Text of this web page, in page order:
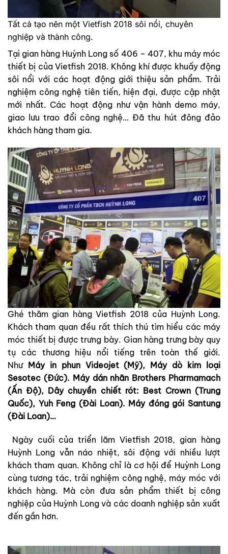
Tất cả tạo nên một Vietfish 2018 sôi nổi, chuyên
nghiệp và thành công.
Tại gian hàng Huỳnh Long số 406 – 407, khu máy móc
thiết bị của Vietfish 2018. Không khí được khuấy động
sôi nổi với các hoạt động giới thiệu sản phẩm. Trải
nghiệm công nghệ tiên tiến, hiện đại, được cập nhật
mới nhất. Các hoạt động như vận hành demo máy,
giao lưu trao đổi công nghệ… Đã thu hút đông đảo
khách hàng tham gia.
Ghé thăm gian hàng Vietfish 2018 của Huỳnh Long.
Khách tham quan đều rất thích thú tìm hiểu các máy
móc thiết bị được trưng bày. Gian hàng trưng bày quy
tụ các thương hiệu nổi tiếng trên toàn thế giới.
Như Máy in phun Videojet (Mỹ), Máy dò kim loại
Sesotec (Đức). Máy dán nhãn Brothers Pharmamach
(Ấn Độ), Dây chuyền chiết rót: Best Crown (Trung
Quốc), Yuh Feng (Đài Loan). Máy đóng gói Santung
(Đài Loan)…
Ngày cuối của triển lãm Vietfish 2018, gian hàng
Huỳnh Long vẫn náo nhiệt, sôi động với nhiều lượt
khách tham quan. Không chỉ là cơ hội để Huỳnh Long
cùng tương tác, trải nghiệm công nghệ, máy móc với
khách hàng. Mà còn đưa sản phẩm thiết bị công
nghiệp của Huỳnh Long và các doanh nghiệp sản xuất
đến gần hơn.